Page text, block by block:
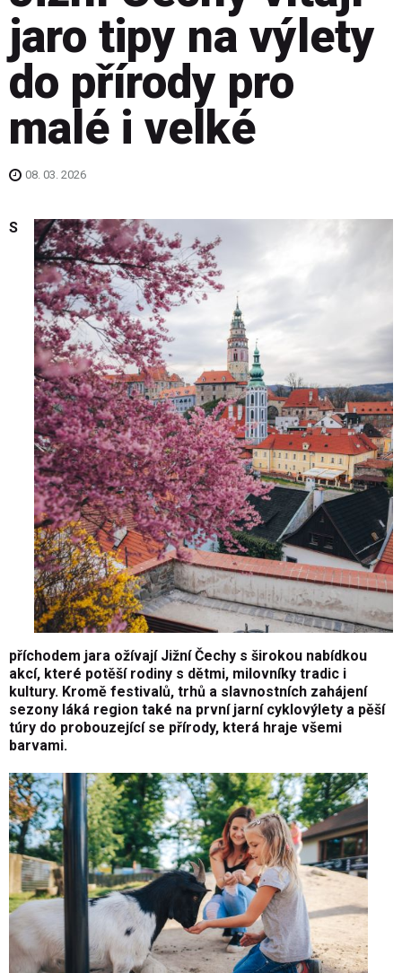
jaro tipy na výlety
do přírody pro
malé i velké
08. 03. 2026
S
příchodem jara ožívají Jižní Čechy s širokou nabídkou
akcí, které potěší rodiny s dětmi, milovníky tradic i
kultury. Kromě festivalů, trhů a slavnostních zahájení
sezony láká region také na první jarní cyklovýlety a pěší
túry do probouzející se přírody, která hraje všemi
barvami.